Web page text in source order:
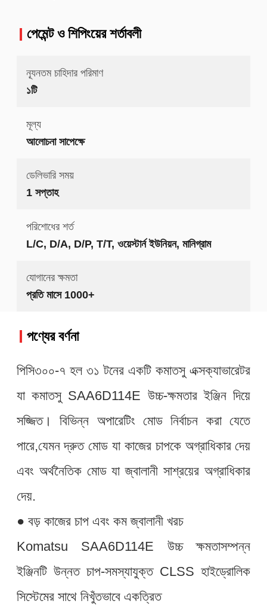
পেমেন্ট ও শিপিংয়ের শর্তাবলী
ন্যূনতম চাহিদার পরিমাণ
১টি
মূল্য
আলোচনা সাপেক্ষে
ডেলিভারি সময়
1 সপ্তাহ
পরিশোধের শর্ত
L/C, D/A, D/P, T/T, ওয়েস্টার্ন ইউনিয়ন, মানিগ্রাম
যোগানের ক্ষমতা
প্রতি মাসে 1000+
পণ্যের বর্ণনা
পিসি৩০০-৭ হল ৩১ টনের একটি কমাতসু এক্সক্যাভারেটর
যা কমাতসু SAA6D114E উচ্চ-ক্ষমতার ইঞ্জিন দিয়ে
সজ্জিত। বিভিন্ন অপারেটিং মোড নির্বাচন করা যেতে
পারে,যেমন দ্রুত মোড যা কাজের চাপকে অগ্রাধিকার দেয়
এবং অর্থনৈতিক মোড যা জ্বালানী সাশ্রয়ের অগ্রাধিকার
দেয়.
● বড় কাজের চাপ এবং কম জ্বালানী খরচ
Komatsu SAA6D114E উচ্চ ক্ষমতাসম্পন্ন
ইঞ্জিনটি উন্নত চাপ-সমস্যাযুক্ত CLSS হাইড্রোলিক
সিস্টেমের সাথে নিখুঁতভাবে একত্রিত